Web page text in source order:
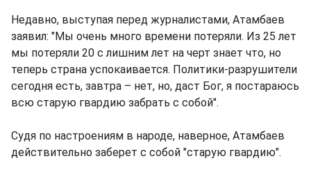
Недавно, выступая перед журналистами, Атамбаев
заявил: "Мы очень много времени потеряли. Из 25 лет
мы потеряли 20 с лишним лет на черт знает что, но
теперь страна успокаивается. Политики-разрушители
сегодня есть, завтра – нет, но, даст Бог, я постараюсь
всю старую гвардию забрать с собой".
Судя по настроениям в народе, наверное, Атамбаев
действительно заберет с собой "старую гвардию".